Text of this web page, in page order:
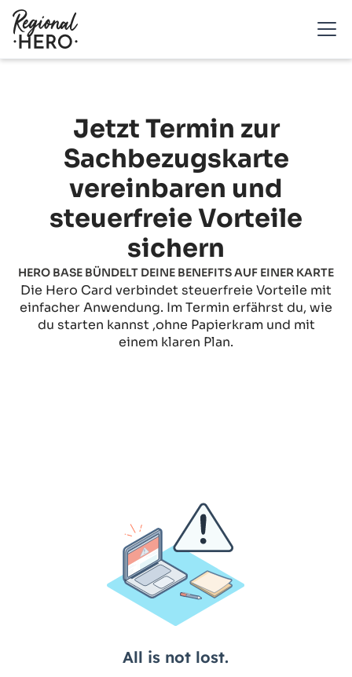
Jetzt Termin zur
Sachbezugskarte
vereinbaren und
steuerfreie Vorteile
sichern
HERO BASE BÜNDELT DEINE BENEFITS AUF EINER KARTE
Die Hero Card verbindet steuerfreie Vorteile mit
einfacher Anwendung. Im Termin erfährst du, wie
du starten kannst ,ohne Papierkram und mit
einem klaren Plan.